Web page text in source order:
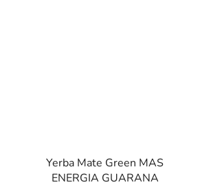
Yerba Mate Green MAS
ENERGIA GUARANA